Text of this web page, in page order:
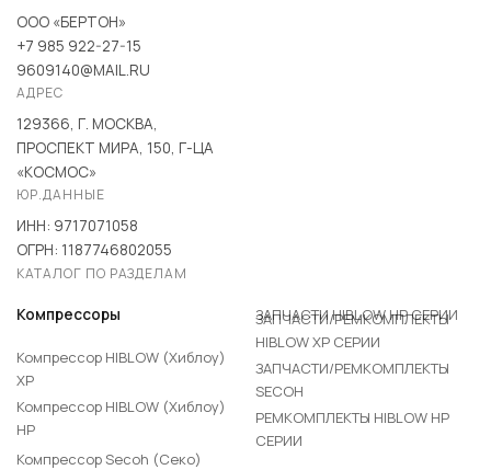
ООО «БЕРТОН»
+7 985 922-27-15
9609140@MAIL.RU
АДРЕС
129366, Г. МОСКВА,
ПРОСПЕКТ МИРА, 150, Г-ЦА
«КОСМОС»
ЮР.ДАННЫЕ
ИНН: 9717071058
ОГРН: 1187746802055
КАТАЛОГ ПО РАЗДЕЛАМ
Компрессоры
Компрессор HIBLOW (Хиблоу)
XP
Компрессор HIBLOW (Хиблоу)
HP
Компрессор Secoh (Секо)
ЗАПЧАСТИ HIBLOW HP СЕРИИ
ЗАПЧАСТИ/РЕМКОМПЛЕКТЫ
HIBLOW XP СЕРИИ
ЗАПЧАСТИ/РЕМКОМПЛЕКТЫ
SECOH
РЕМКОМПЛЕКТЫ HIBLOW HP
СЕРИИ